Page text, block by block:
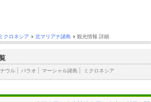
ミクロネシア › 北マリアナ諸島 › 観光情報 詳細
ナウル パラオ マーシャル諸島 ミクロネシア